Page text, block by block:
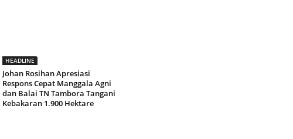
HEADLINE
Johan Rosihan Apresiasi
Respons Cepat Manggala Agni
dan Balai TN Tambora Tangani
Kebakaran 1.900 Hektare